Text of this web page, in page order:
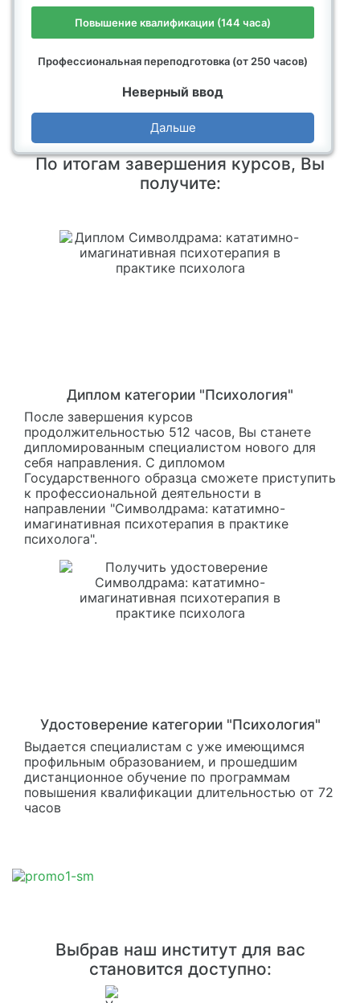
Повышение квалификации (144 часа)
Профессиональная переподготовка (от 250 часов)
Неверный ввод
Дальше
По итогам завершения курсов, Вы
получите:
Диплом категории "Психология"
После завершения курсов
продолжительностью 512 часов, Вы станете
дипломированным специалистом нового для
себя направления. С дипломом
Государственного образца сможете приступить
к профессиональной деятельности в
направлении "Символдрама: кататимно-
имагинативная психотерапия в практике
психолога".
Удостоверение категории "Психология"
Выдается специалистам с уже имеющимся
профильным образованием, и прошедшим
дистанционное обучение по программам
повышения квалификации длительностью от 72
часов
Выбрав наш институт для вас
становится доступно: